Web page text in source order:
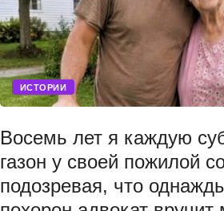
ИСТОРИИ
Восемь лет я каждую
газон у своей пожилой
подозревая, что